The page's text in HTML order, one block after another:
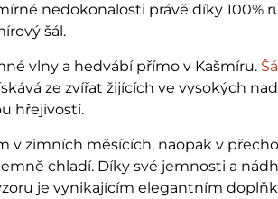
nedokonalosti právě díky 100%
šál.
vlny a hedvábí přímo v Kašmíru.
ze zvířat žijících ve vysokých
hřejivostí.
v zimních měsících, naopak v
chladí. Díky své jemnosti a
je vynikajícím elegantním